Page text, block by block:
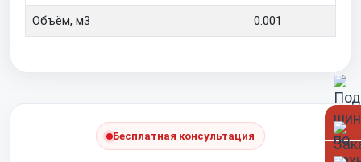
Объём, м3 0.001
Бесплатная консультация